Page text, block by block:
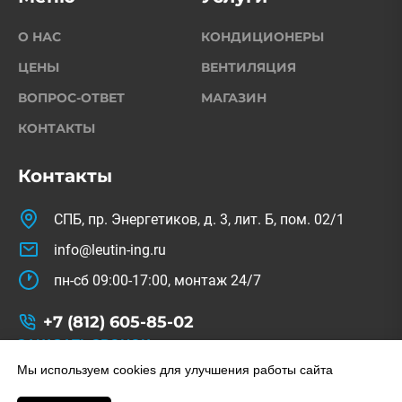
© Copyright 2022-2026. All Rights Reserved.
На сайте используются изображения с freepik.com
Контакты
СПБ, пр. Энергетиков, д. 3, лит. Б, пом. 02/1
info@leutin-ing.ru
пн-сб 09:00-17:00, монтаж 24/7
+7 (812) 605-85-02
ЗАКАЗАТЬ ЗВОНОК
О НАС
ЦЕНЫ
ВОПРОС-ОТВЕТ
КОНТАКТЫ
КОНДИЦИОНЕРЫ
ВЕНТИЛЯЦИЯ
МАГАЗИН
Мы используем cookies для улучшения работы сайта